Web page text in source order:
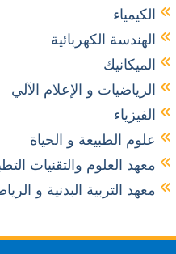
الكيمياء
الهندسة الكهربائية
الميكانيك
الرياضيات و الإعلام الآلي
الفيزياء
علوم الطبيعة و الحياة
معهد العلوم والتقنيات
معهد التربية البدنية و